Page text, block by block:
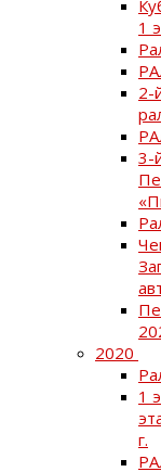
1
2-
3-
2020
1
г.